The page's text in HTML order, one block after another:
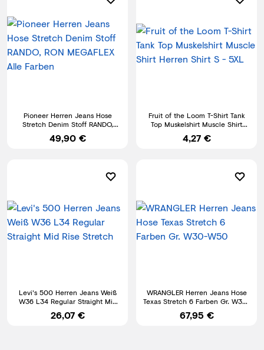
Pioneer Herren Jeans Hose
Stretch Denim Stoff RANDO,
RON MEGAFLEX Alle Farben
49,90 €
Fruit of the Loom T-Shirt Tank
Top Muskelshirt Muscle Shirt
Herren Shirt S - 5XL
4,27 €
Levi's 500 Herren Jeans Weiß
W36 L34 Regular Straight Mid
Rise Stretch
26,07 €
WRANGLER Herren Jeans Hose
Texas Stretch 6 Farben Gr. W30-
W50
67,95 €